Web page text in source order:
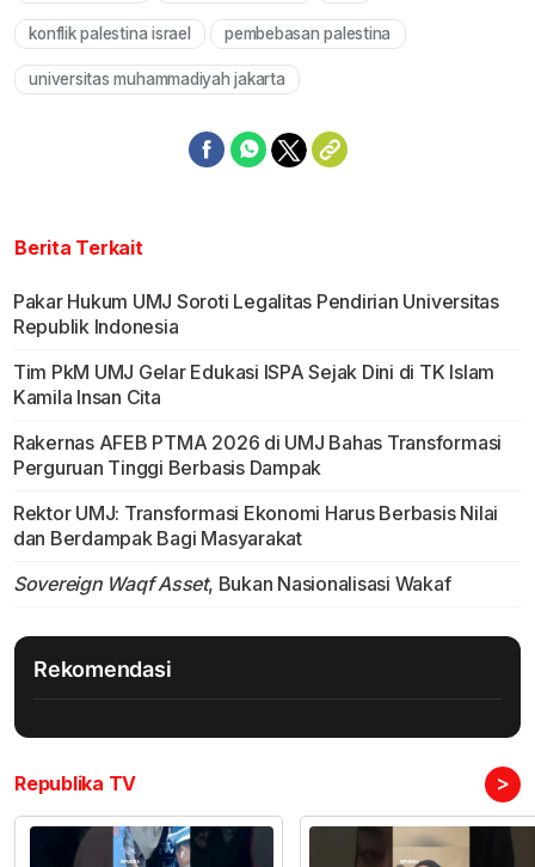
konflik palestina israel pembebasan palestina
universitas muhammadiyah jakarta
Berita Terkait
Pakar Hukum UMJ Soroti Legalitas Pendirian Universitas
Republik Indonesia
Tim PkM UMJ Gelar Edukasi ISPA Sejak Dini di TK Islam
Kamila Insan Cita
Rakernas AFEB PTMA 2026 di UMJ Bahas Transformasi
Perguruan Tinggi Berbasis Dampak
Rektor UMJ: Transformasi Ekonomi Harus Berbasis Nilai
dan Berdampak Bagi Masyarakat
Sovereign Waqf Asset, Bukan Nasionalisasi Wakaf
Rekomendasi
Republika TV >